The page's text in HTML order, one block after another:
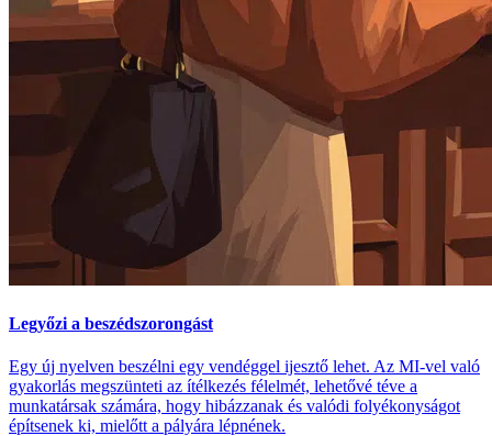
Legyőzi a beszédszorongást
Egy új nyelven beszélni egy vendéggel ijesztő lehet. Az MI-vel való
gyakorlás megszünteti az ítélkezés félelmét, lehetővé téve a
munkatársak számára, hogy hibázzanak és valódi folyékonyságot
építsenek ki, mielőtt a pályára lépnének.